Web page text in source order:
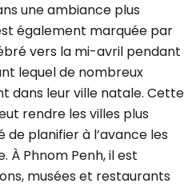
une ambiance plus
également marquée par
vers la mi-avril pendant
lequel de nombreux
dans leur ville natale. Cette
rendre les villes plus
de planifier à l’avance les
À Phnom Penh, il est
musées et restaurants